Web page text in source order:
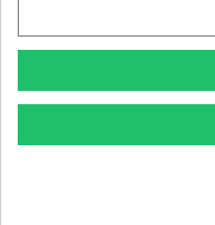
Title of your review
Enim quis fugiat